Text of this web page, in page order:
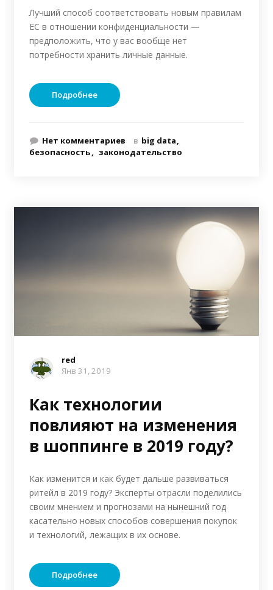
Лучший способ соответствовать новым правилам
ЕС в отношении конфиденциальности —
предположить, что у вас вообще нет
потребности хранить личные данные.
Подробнее
Нет комментариев в big data
безопасность
законодательство
red
Янв 31, 2019
Как технологии
повлияют на изменения
в шоппинге в 2019 году?
Как изменится и как будет дальше развиваться
ритейл в 2019 году? Эксперты отрасли поделились
своим мнением и прогнозами на нынешний год
касательно новых способов совершения покупок
и технологий, лежащих в их основе.
Подробнее